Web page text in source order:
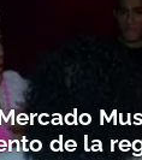
de la